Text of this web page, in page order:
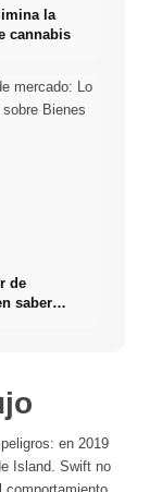
la
cannabis
de
saber
en 2019
Island. Swift no